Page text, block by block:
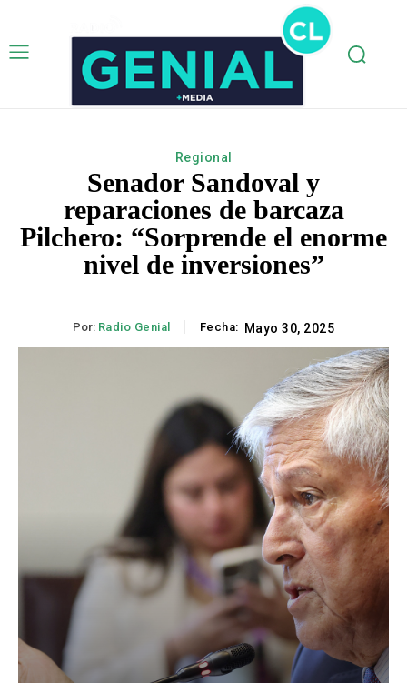
Regional
Senador Sandoval y
reparaciones de barcaza
Pilchero: “Sorprende el enorme
nivel de inversiones”
Por: Radio Genial Fecha: Mayo 30, 2025